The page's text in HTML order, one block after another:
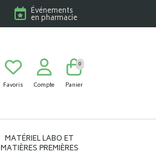
Événements
en pharmacie
Favoris Compte Panier
0
MATÉRIEL LABO ET
MATIÈRES PREMIÈRES